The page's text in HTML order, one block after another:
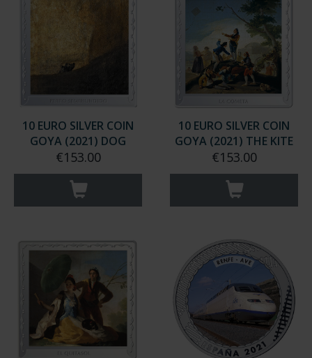
10 EURO SILVER COIN
GOYA (2021) DOG
€153.00
10 EURO SILVER COIN
GOYA (2021) THE KITE
€153.00